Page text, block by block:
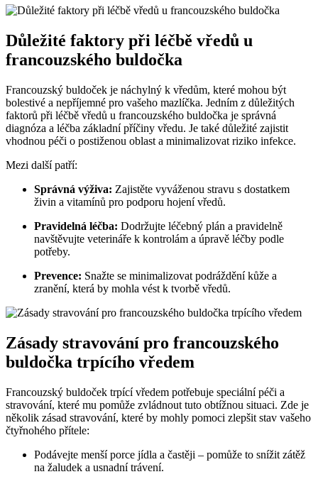
Důležité faktory při léčbě vředů u
francouzského buldočka
Francouzský buldoček je náchylný k vředům, které mohou být
bolestivé a nepříjemné pro vašeho mazlíčka. Jedním z důležitých
faktorů při léčbě vředů u francouzského buldočka je správná
diagnóza a léčba základní příčiny vředu. Je také důležité zajistit
vhodnou péči o postiženou oblast a minimalizovat riziko infekce.
Mezi další patří:
Správná výživa: Zajistěte vyváženou stravu s dostatkem
živin a vitamínů pro podporu hojení vředů.
Pravidelná léčba: Dodržujte léčebný plán a pravidelně
navštěvujte veterináře k kontrolám a úpravě léčby podle
potřeby.
Prevence: Snažte se minimalizovat podráždění kůže a
zranění, která by mohla vést k tvorbě vředů.
Zásady stravování pro francouzského
buldočka trpícího vředem
Francouzský buldoček trpící vředem potřebuje speciální péči a
stravování, které mu pomůže zvládnout tuto obtížnou situaci. Zde je
několik zásad stravování, které by mohly pomoci zlepšit stav vašeho
čtyřnohého přítele:
Podávejte menší porce jídla a častěji – pomůže to snížit zátěž
na žaludek a usnadní trávení.